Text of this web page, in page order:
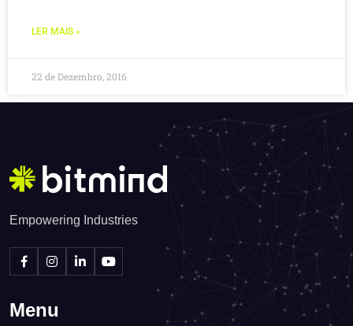
LER MAIS »
22 de Dezembro, 2016
Empowering Industries
Menu